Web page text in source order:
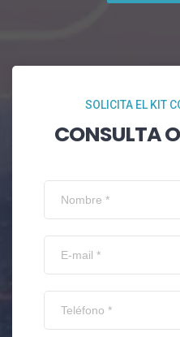
SOLICITA EL KIT
CONSULTA